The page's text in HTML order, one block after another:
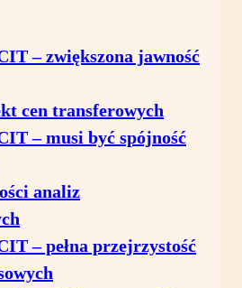
– zwiększona jawność
cen transferowych
– musi być spójność
analiz
– pełna przejrzystość